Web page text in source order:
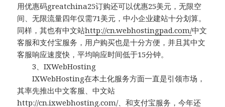
用优惠码greatchina25订购还可以优惠25美元，无限空
间、无限流量四年仅需71美元，中小企业建站十分划算。
同样，其也有中文站http://cn.webhostingpad.com/中文
客服和支付宝服务，用户购买也是十分方便，并且其中文
客服响应速度快，平均响应时间低于15分钟。
3、IXWebHosting
IXWebHosting在本土化服务方面一直是引领市场，
其率先推出中文客服、中文站
http://cn.ixwebhosting.com/、和支付宝服务，今年还